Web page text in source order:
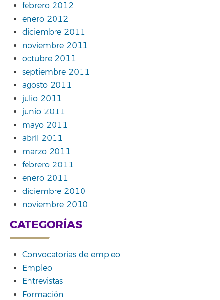
febrero 2012
enero 2012
diciembre 2011
noviembre 2011
octubre 2011
septiembre 2011
agosto 2011
julio 2011
junio 2011
mayo 2011
abril 2011
marzo 2011
febrero 2011
enero 2011
diciembre 2010
noviembre 2010
CATEGORÍAS
Convocatorias de empleo
Empleo
Entrevistas
Formación